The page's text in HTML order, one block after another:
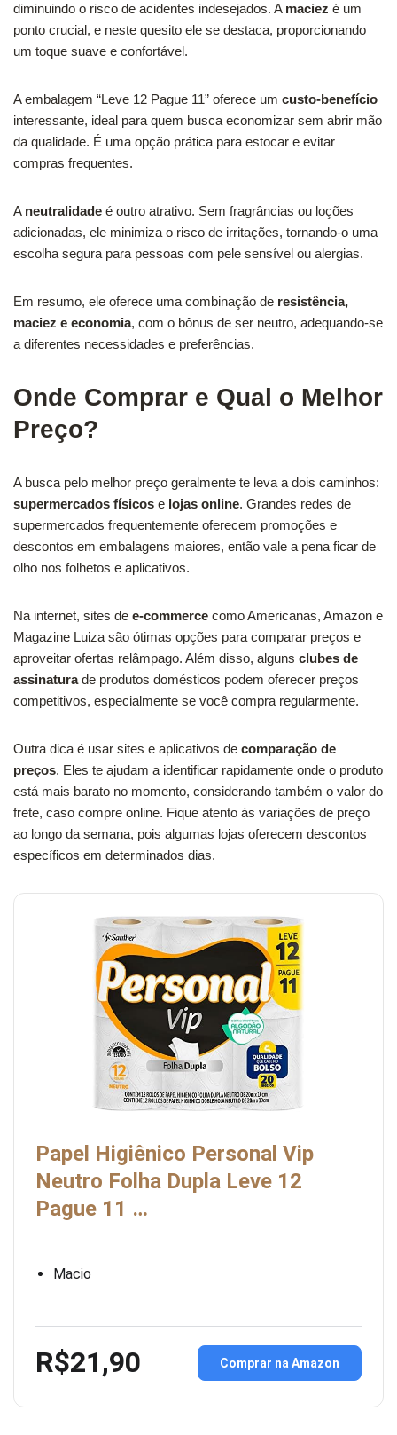
diminuindo o risco de acidentes indesejados. A maciez é um
ponto crucial, e neste quesito ele se destaca, proporcionando
um toque suave e confortável.
A embalagem “Leve 12 Pague 11” oferece um custo-benefício
interessante, ideal para quem busca economizar sem abrir mão
da qualidade. É uma opção prática para estocar e evitar
compras frequentes.
A neutralidade é outro atrativo. Sem fragrâncias ou loções
adicionadas, ele minimiza o risco de irritações, tornando-o uma
escolha segura para pessoas com pele sensível ou alergias.
Em resumo, ele oferece uma combinação de resistência,
maciez e economia, com o bônus de ser neutro, adequando-se
a diferentes necessidades e preferências.
Onde Comprar e Qual o Melhor
Preço?
A busca pelo melhor preço geralmente te leva a dois caminhos:
supermercados físicos e lojas online. Grandes redes de
supermercados frequentemente oferecem promoções e
descontos em embalagens maiores, então vale a pena ficar de
olho nos folhetos e aplicativos.
Na internet, sites de e-commerce como Americanas, Amazon e
Magazine Luiza são ótimas opções para comparar preços e
aproveitar ofertas relâmpago. Além disso, alguns clubes de
assinaturade produtos domésticos podem oferecer preços
competitivos, especialmente se você compra regularmente.
Outra dica é usar sites e aplicativos de comparação de
preços. Eles te ajudam a identificar rapidamente onde o produto
está mais barato no momento, considerando também o valor do
frete, caso compre online. Fique atento às variações de preço
ao longo da semana, pois algumas lojas oferecem descontos
específicos em determinados dias.
Papel Higiênico Personal Vip
Neutro Folha Dupla Leve 12
Pague 11 …
Macio
R$21,90 Comprar na Amazon